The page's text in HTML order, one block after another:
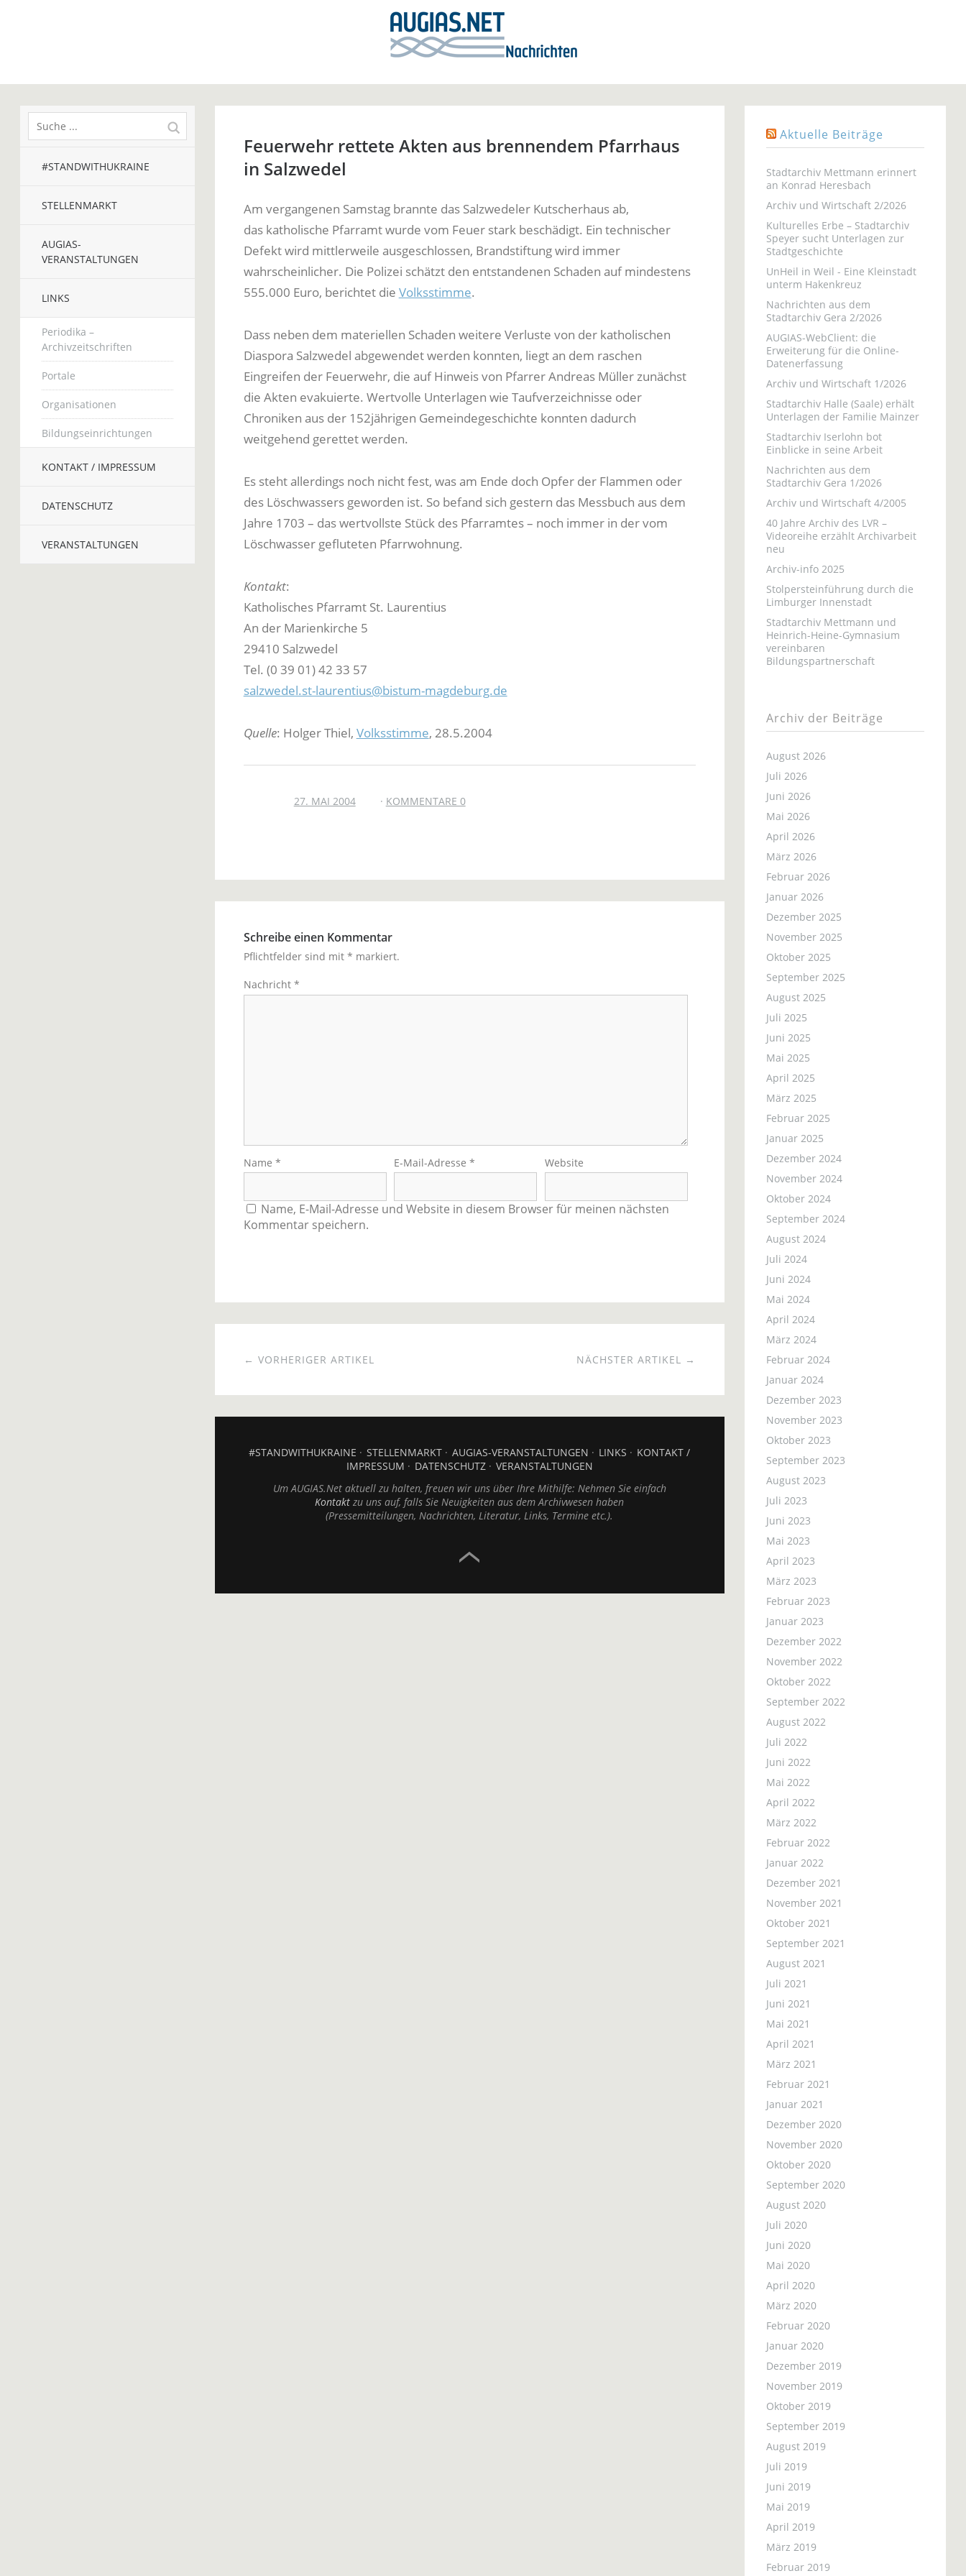
#STANDWITHUKRAINE
STELLENMARKT
AUGIAS-
VERANSTALTUNGEN
LINKS
Periodika –
Archivzeitschriften
Portale
Organisationen
Bildungseinrichtungen
KONTAKT / IMPRESSUM
DATENSCHUTZ
VERANSTALTUNGEN
Feuerwehr rettete Akten aus brennendem Pfarrhaus
in Salzwedel
Am vergangenen Samstag brannte das Salzwedeler Kutscherhaus ab,
das katholische Pfarramt wurde vom Feuer stark beschädigt. Ein technischer
Defekt wird mittlerweile ausgeschlossen, Brandstiftung wird immer
wahrscheinlicher. Die Polizei schätzt den entstandenen Schaden auf mindestens
555.000 Euro, berichtet die Volksstimme.
Dass neben dem materiellen Schaden weitere Verluste von der katholischen
Diaspora Salzwedel abgewendet werden konnten, liegt an dem raschen
Eingreifen der Feuerwehr, die auf Hinweis von Pfarrer Andreas Müller zunächst
die Akten evakuierte. Wertvolle Unterlagen wie Taufverzeichnisse oder
Chroniken aus der 152jährigen Gemeindegeschichte konnten dadurch
weitgehend gerettet werden.
Es steht allerdings noch nicht fest, was am Ende doch Opfer der Flammen oder
des Löschwassers geworden ist. So befand sich gestern das Messbuch aus dem
Jahre 1703 – das wertvollste Stück des Pfarramtes – noch immer in der vom
Löschwasser gefluteten Pfarrwohnung.
Kontakt:
Katholisches Pfarramt St. Laurentius
An der Marienkirche 5
29410 Salzwedel
Tel. (0 39 01) 42 33 57
salzwedel.st-laurentius@bistum-magdeburg.de
Quelle: Holger Thiel, Volksstimme, 28.5.2004
27. MAI 2004 KOMMENTARE 0
Schreibe einen Kommentar
Pflichtfelder sind mit * markiert.
Nachricht *
Name * E-Mail-Adresse* Website
Name, E-Mail-Adresse und Website in diesem Browser für meinen nächsten
Kommentar speichern.
NÄCHSTER ARTIKEL →
← VORHERIGER ARTIKEL
#STANDWITHUKRAINE STELLENMARKT AUGIAS-VERANSTALTUNGEN LINKS
KONTAKT /
IMPRESSUM
DATENSCHUTZ
VERANSTALTUNGEN
Um AUGIAS.Net aktuell zu halten, freuen wir uns über Ihre Mithilfe: Nehmen Sie einfach
Kontakt zu uns auf, falls Sie Neuigkeiten aus dem Archivwesen haben
(Pressemitteilungen, Nachrichten, Literatur, Links, Termine etc.).
Aktuelle Beiträge
Stadtarchiv Mettmann erinnert
an Konrad Heresbach
Archiv und Wirtschaft 2/2026
Kulturelles Erbe – Stadtarchiv
Speyer sucht Unterlagen zur
Stadtgeschichte
UnHeil in Weil - Eine Kleinstadt
unterm Hakenkreuz
Nachrichten aus dem
Stadtarchiv Gera 2/2026
AUGIAS-WebClient: die
Erweiterung für die Online-
Datenerfassung
Archiv und Wirtschaft 1/2026
Stadtarchiv Halle (Saale) erhält
Unterlagen der Familie Mainzer
Stadtarchiv Iserlohn bot
Einblicke in seine Arbeit
Nachrichten aus dem
Stadtarchiv Gera 1/2026
Archiv und Wirtschaft 4/2005
40 Jahre Archiv des LVR –
Videoreihe erzählt Archivarbeit
neu
Archiv-info 2025
Stolpersteinführung durch die
Limburger Innenstadt
Stadtarchiv Mettmann und
Heinrich-Heine-Gymnasium
vereinbaren
Bildungspartnerschaft
Archiv der Beiträge
August 2026
Juli 2026
Juni 2026
Mai 2026
April 2026
März 2026
Februar 2026
Januar 2026
Dezember 2025
November 2025
Oktober 2025
September 2025
August 2025
Juli 2025
Juni 2025
Mai 2025
April 2025
März 2025
Februar 2025
Januar 2025
Dezember 2024
November 2024
Oktober 2024
September 2024
August 2024
Juli 2024
Juni 2024
Mai 2024
April 2024
März 2024
Februar 2024
Januar 2024
Dezember 2023
November 2023
Oktober 2023
September 2023
August 2023
Juli 2023
Juni 2023
Mai 2023
April 2023
März 2023
Februar 2023
Januar 2023
Dezember 2022
November 2022
Oktober 2022
September 2022
August 2022
Juli 2022
Juni 2022
Mai 2022
April 2022
März 2022
Februar 2022
Januar 2022
Dezember 2021
November 2021
Oktober 2021
September 2021
August 2021
Juli 2021
Juni 2021
Mai 2021
April 2021
März 2021
Februar 2021
Januar 2021
Dezember 2020
November 2020
Oktober 2020
September 2020
August 2020
Juli 2020
Juni 2020
Mai 2020
April 2020
März 2020
Februar 2020
Januar 2020
Dezember 2019
November 2019
Oktober 2019
September 2019
August 2019
Juli 2019
Juni 2019
Mai 2019
April 2019
März 2019
Februar 2019